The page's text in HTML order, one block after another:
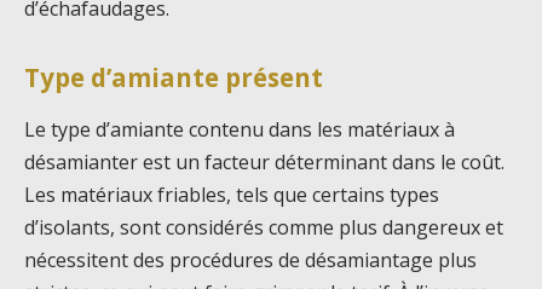
d’échafaudages.
Type d’amiante présent
Le type d’amiante contenu dans les matériaux à
désamianter est un facteur déterminant dans le coût.
Les matériaux friables, tels que certains types
d’isolants, sont considérés comme plus dangereux et
nécessitent des procédures de désamiantage plus